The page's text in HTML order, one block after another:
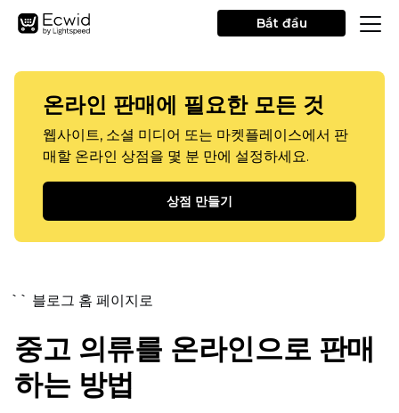
Bắt đầu
온라인 판매에 필요한 모든 것
웹사이트, 소셜 미디어 또는 마켓플레이스에서 판
매할 온라인 상점을 몇 분 만에 설정하세요.
상점 만들기
`` 블로그 홈 페이지로
중고 의류를 온라인으로 판매
하는 방법